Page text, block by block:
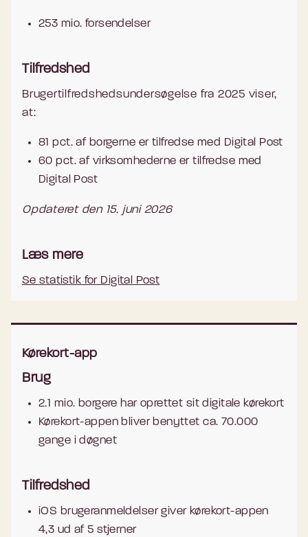
253 mio. forsendelser
Tilfredshed
Brugertilfredshedsundersøgelse fra 2025 viser,
at:
81 pct. af borgerne er tilfredse med Digital Post
60 pct. af virksomhederne er tilfredse med
Digital Post
Opdateret den 15. juni 2026
Læs mere
Se statistik for Digital Post
Kørekort-app
Brug
2.1 mio. borgere har oprettet sit digitale kørekort
Kørekort-appen bliver benyttet ca. 70.000
gange i døgnet
Tilfredshed
iOS brugeranmeldelser giver kørekort-appen
4,3 ud af 5 stjerner